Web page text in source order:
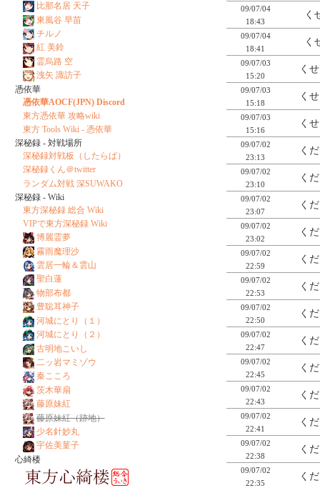
09/07/04
18:43
く
09/07/04
18:41
く
09/07/03
15:20
く
09/07/03
15:18
く
09/07/03
15:16
く
09/07/02
23:13
く
09/07/02
23:10
く
09/07/02
23:07
く
09/07/02
23:02
く
09/07/02
22:59
く
09/07/02
22:53
く
09/07/02
22:50
く
09/07/02
22:47
く
09/07/02
22:45
く
09/07/02
22:43
く
09/07/02
22:41
く
09/07/02
22:38
く
09/07/02
22:35
く
比那名居 天子
東風谷 早苗
チルノ
紅 美鈴
霊烏路 空
洩矢 諏訪子
憑依華
憑依華AOCF(JPN) Discord
東方憑依華 攻略wiki
東方 Tools Wiki - 憑依華
深秘録 - 対戦場所
深秘録対戦板（したらば）
深秘録くん＠twitter
ランダム対戦 深SUWAKO
深秘録 - Wiki
東方深秘録 総合 Wiki
VIPで東方深秘録 Wiki
博麗霊夢
霧雨魔理沙
雲居一輪＆雲山
聖白蓮
物部布都
豊聡耳神子
河城にとり（１）
河城にとり（２）
古明地こいし
二ッ岩マミゾウ
秦こころ
茨木華扇
藤原妹紅
藤原妹紅（跡地）
少名針妙丸
宇佐美菫子
心綺楼